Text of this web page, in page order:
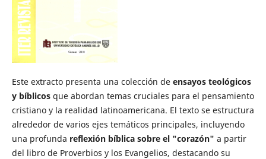
Este extracto presenta una colección de ensayos teológicos
y bíblicosque abordan temas cruciales para el pensamiento
cristiano y la realidad latinoamericana. El texto se estructura
alrededor de varios ejes temáticos principales, incluyendo
una profunda reflexión bíblica sobre el "corazón" a partir
del libro de Proverbios y los Evangelios, destacando su